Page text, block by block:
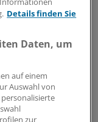
die
sagte auch
der
der
von einer
Westfalen
Euro, der
Details finden Sie
Daten, um
auf einem
Auswahl von
zur